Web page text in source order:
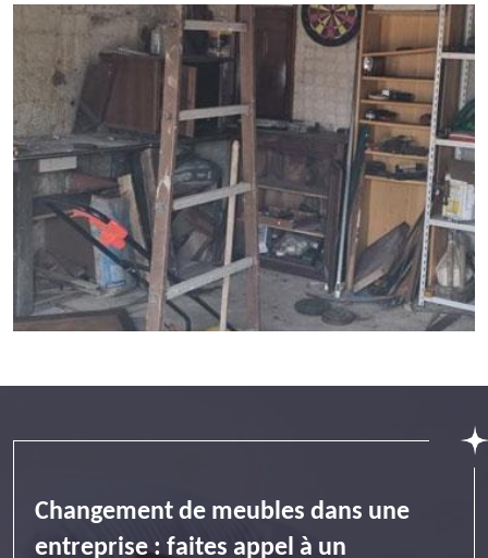
Changement de meubles dans une
entreprise : faites appel à un